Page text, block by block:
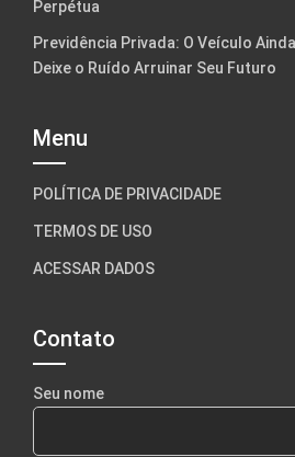
Perpétua
Previdência Privada: O Veículo
Deixe o Ruído Arruinar Seu Futuro
Menu
POLÍTICA DE PRIVACIDADE
TERMOS DE USO
ACESSAR DADOS
Contato
Seu nome